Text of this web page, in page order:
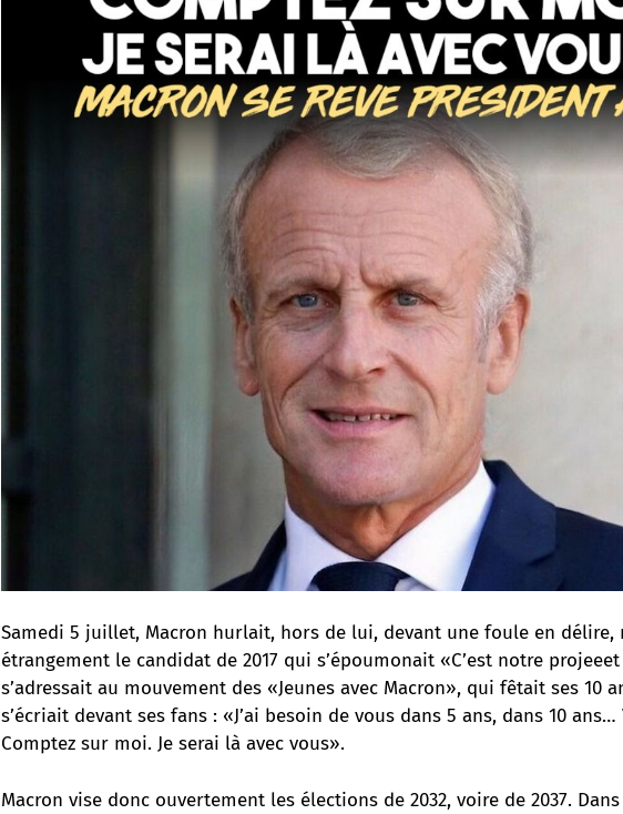
Samedi 5 juillet, Macron hurlait, hors de lui, devant une foule en délire,
étrangement le candidat de 2017 qui s’époumonait «C’est notre
s’adressait au mouvement des «Jeunes avec Macron», qui fêtait ses 10
s’écriait devant ses fans : «J’ai besoin de vous dans 5 ans, dans 10 ans…
Comptez sur moi. Je serai là avec vous».
Macron vise donc ouvertement les élections de 2032, voire de 2037.